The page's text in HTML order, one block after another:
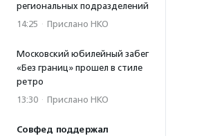
региональных подразделений
14:25 · Прислано НКО
Московский юбилейный забег
«Без границ» прошел в стиле
ретро
13:30 · Прислано НКО
Совфед поддержал